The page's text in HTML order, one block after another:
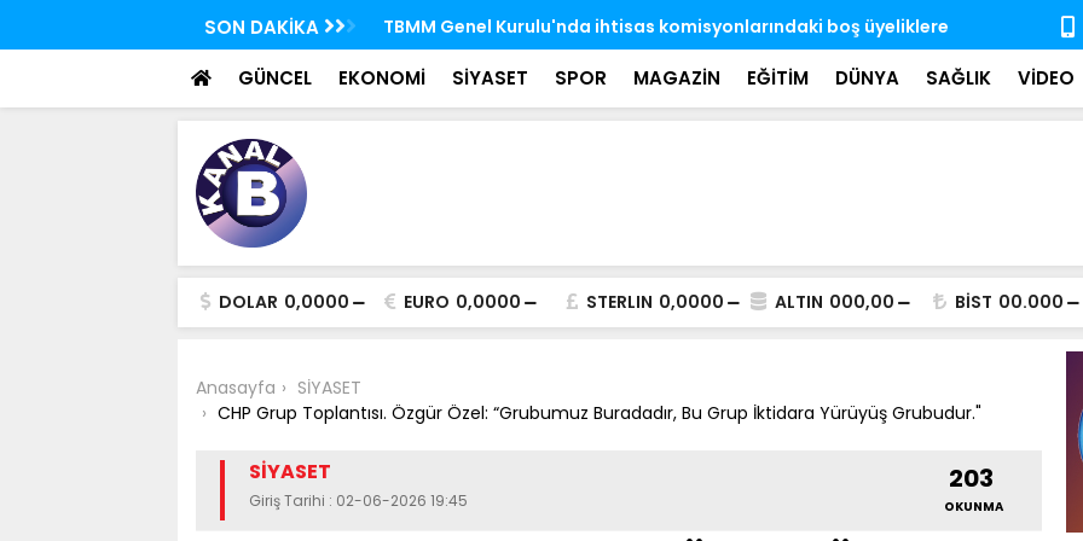
SON DAKİKA
FETÖ'nün suikast timindeki Burkay
TBMM Genel Kurulu'nda ihtisas komisyonlarındaki boş üyeliklere
seçim yapıldı
MSB:
almaya
GÜNCEL EKONOMİ SİYASET SPOR MAGAZİN EĞİTİM DÜNYA SAĞLIK VİDEO
DOLAR 0,0000 EURO 0,0000 STERLIN 0,0000 ALTIN 000,00 BİST 00.000
Anasayfa
SİYASET
CHP Grup Toplantısı. Özgür Özel: “Grubumuz Buradadır, Bu Grup İktidara Yürüyüş Grubudur."
SİYASET
Giriş Tarihi : 02-06-2026 19:45
203
OKUNMA